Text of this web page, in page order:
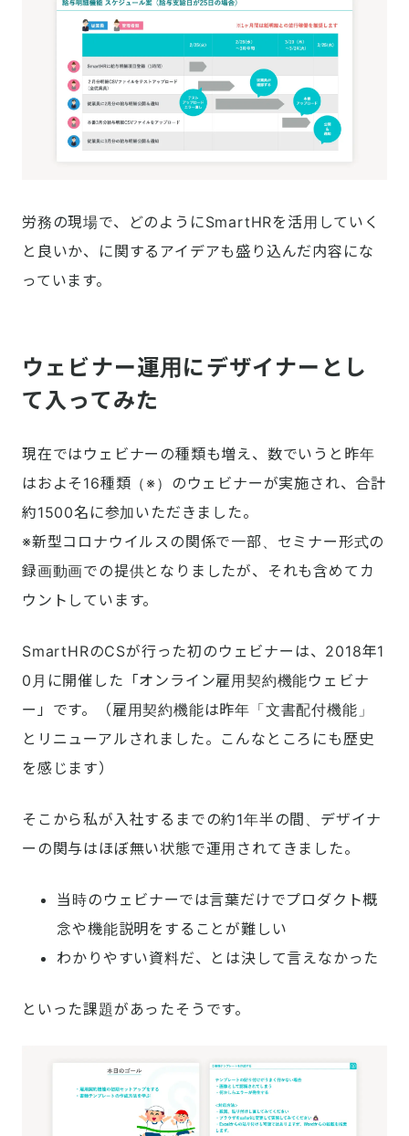
労務の現場で、どのようにSmartHRを活用していく
と良いか、に関するアイデアも盛り込んだ内容にな
っています。
ウェビナー運用にデザイナーとし
て入ってみた
現在ではウェビナーの種類も増え、数でいうと昨年
はおよそ16種類（※）のウェビナーが実施され、合計
約1500名に参加いただきました。
※新型コロナウイルスの関係で一部、セミナー形式の
録画動画での提供となりましたが、それも含めてカ
ウントしています。
SmartHRのCSが行った初のウェビナーは、2018年1
0月に開催した「オンライン雇用契約機能ウェビナ
ー」です。（雇用契約機能は昨年「文書配付機能」
とリニューアルされました。こんなところにも歴史
を感じます）
そこから私が入社するまでの約1年半の間、デザイナ
ーの関与はほぼ無い状態で運用されてきました。
当時のウェビナーでは言葉だけでプロダクト概
念や機能説明をすることが難しい
わかりやすい資料だ、とは決して言えなかった
といった課題があったそうです。